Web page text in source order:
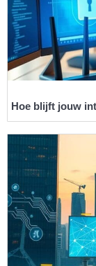
Hoe blijft jouw